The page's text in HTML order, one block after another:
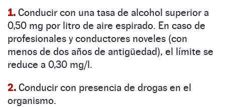
1. Conducir con una tasa de alcohol superior a
0,50 mg por litro de aire espirado. En caso de
profesionales y conductores noveles (con
menos de dos años de antigüedad), el límite se
reduce a 0,30 mg/l.
2. Conducir con presencia de drogas en el
organismo.